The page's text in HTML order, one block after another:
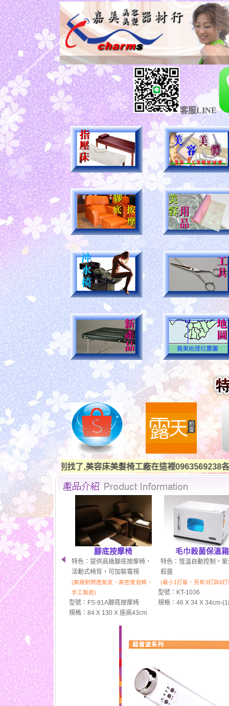
客服LINE
,美容床美髮椅工廠在這裡0963569238各式診療床，整脊床，
美髮洗頭椅
特色：泰式按摩床式躺椅，符
合人體工學，久躺不累，讚!
(有微電腦振動按摩，座墊可選搭
各種風格皮色，台灣製造)
型號：W-04380 按摩沖水椅
規格：192 X 67 X 87cm
美容SPA
特色：美容床,SPA床
推車，儀器設備
(尺寸規格齊全，美容
應)
型號：F-88A美容指壓